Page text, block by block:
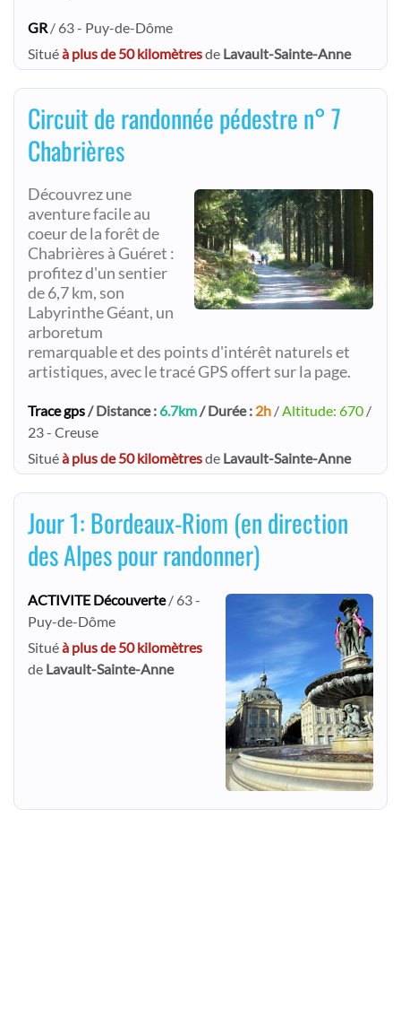
GR / 63 - Puy-de-Dôme
Situéà plus de 50 kilomètresde Lavault-Sainte-Anne
Circuit de randonnée pédestre n° 7
Chabrières
Découvrez une
aventure facile au
coeur de la forêt de
Chabrières à Guéret :
profitez d'un sentier
de 6,7 km, son
Labyrinthe Géant, un
arboretum
remarquable et des points d'intérêt naturels et
artistiques, avec le tracé GPS offert sur la page.
Trace gps/ Distance : 6.7km/ Durée : 2h /Altitude: 670 /
23 - Creuse
Situéà plus de 50 kilomètresde Lavault-Sainte-Anne
Jour 1: Bordeaux-Riom (en direction
des Alpes pour randonner)
ACTIVITE Découverte/ 63 -
Puy-de-Dôme
Situéà plus de 50 kilomètres
de Lavault-Sainte-Anne